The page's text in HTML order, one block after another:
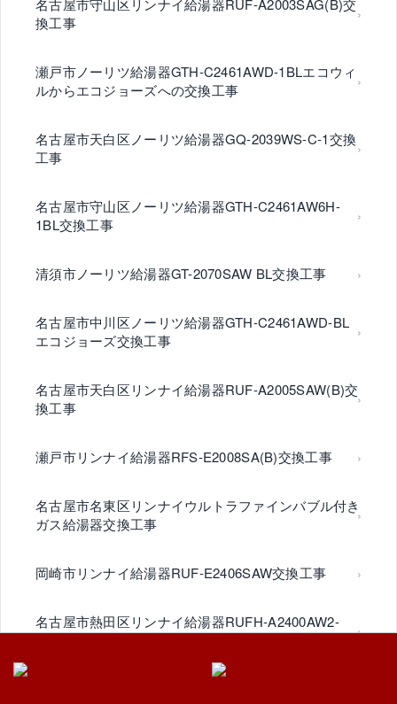
名古屋市守山区リンナイ給湯器RUF-A2003SAG(B)交
換工事
瀬戸市ノーリツ給湯器GTH-C2461AWD-1BLエコウィ
ルからエコジョーズへの交換工事
名古屋市天白区ノーリツ給湯器GQ-2039WS-C-1交換
工事
名古屋市守山区ノーリツ給湯器GTH-C2461AW6H-
1BL交換工事
清須市ノーリツ給湯器GT-2070SAW BL交換工事
名古屋市中川区ノーリツ給湯器GTH-C2461AWD-BL
エコジョーズ交換工事
名古屋市天白区リンナイ給湯器RUF-A2005SAW(B)交
換工事
瀬戸市リンナイ給湯器RFS-E2008SA(B)交換工事
名古屋市名東区リンナイウルトラファインバブル付き
ガス給湯器交換工事
岡崎市リンナイ給湯器RUF-E2406SAW交換工事
名古屋市熱田区リンナイ給湯器RUFH-A2400AW2-